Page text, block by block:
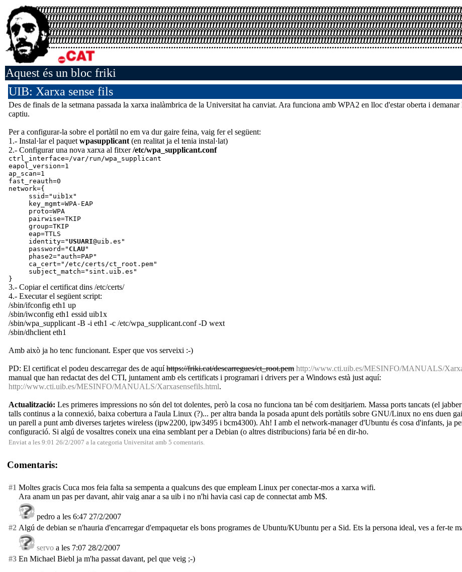
Aquest és un bloc friki
UIB: Xarxa sense fils
Des de finals de la setmana passada la xarxa inalàmbrica de la Universitat ha canviat. Ara funciona amb WPA2 en lloc d'estar oberta i
captiu.
Per a configurar-la sobre el portàtil no em va dur gaire feina, vaig fer el següent:
1.- Instal·lar el paquet wpasupplicant (en realitat ja el tenia instal·lat)
2.- Configurar una nova xarxa al fitxer/etc/wpa_supplicant.conf
ctrl_interface=/var/run/wpa_supplicant
eapol_version=1
ap_scan=1
fast_reauth=0
network={
ssid="uib1x"
key_mgmt=WPA-EAP
proto=WPA
pairwise=TKIP
group=TKIP
eap=TTLS
identity="USUARI@uib.es"
password=" CLAU"
phase2="auth=PAP"
ca_cert="/etc/certs/ct_root.pem"
subject_match="sint.uib.es"
}
3.- Copiar el certificat dins /etc/certs/
4.- Executar el següent script:
/sbin/ifconfig eth1 up
/sbin/iwconfig eth1 essid uib1x
/sbin/wpa_supplicant -B -i eth1 -c /etc/wpa_supplicant.conf -D wext
/sbin/dhclient eth1
Amb això ja ho tenc funcionant. Esper que vos serveixi :-)
PD: El certificat el podeu descarregar des de aquíhttps://friki.cat/descarregues/ct_root.pem http://www.cti.uib.es/MESINFO/MANUALS/
manual que han redactat des del CTI, juntament amb els certificats i programari i drivers per a Windows està just aquí:
http://www.cti.uib.es/MESINFO/MANUALS/Xarxasensefils.html.
Actualització: Les primeres impressions no són del tot dolentes, però la cosa no funciona tan bé com desitjariem. Massa ports tancats (el
talls continus a la connexió, baixa cobertura a l'aula Linux (?)... per altra banda la posada apunt dels portàtils sobre GNU/Linux no ens duen
un parell a punt amb diverses tarjetes wireless (ipw2200, ipw3495 i bcm4300). Ah! I amb el network-manager d'Ubuntu és cosa d'infants, ja
configuració. Si algú de vosaltres coneix una eina semblant per a Debian (o altres distribucions) faria bé en dir-ho.
Enviat a les 9:01 26/2/2007 a la categoria Universitat amb 5 comentaris.
Comentaris:
#1 Moltes gracis Cuca mos feia falta sa sempenta a qualcuns des que empleam Linux per conectar-mos a xarxa wifi.
Ara anam un pas per davant, ahir vaig anar a sa uib i no n'hi havia casi cap de connectat amb M$.
pedro a les 6:47 27/2/2007
#2 Algú de debian se n'hauria d'encarregar d'empaquetar els bons programes de Ubuntu/KUbuntu per a Sid. Ets la persona ideal, ves a fer-te
servo a les 7:07 28/2/2007
#3 En Michael Biebl ja m'ha passat davant, pel que veig ;-)